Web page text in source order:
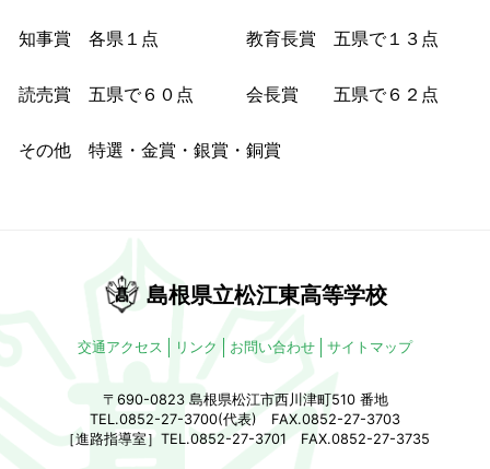
知事賞 各県１点 教育長賞 五県で１３点
読売賞 五県で６０点 会長賞 五県で６２点
その他 特選・金賞・銀賞・銅賞
島根県立松江東高等学校
交通アクセス リンク お問い合わせ サイトマップ
〒690-0823 島根県松江市西川津町510 番地
TEL.0852-27-3700(代表) FAX.0852-27-3703
［進路指導室］TEL.0852-27-3701 FAX.0852-27-3735